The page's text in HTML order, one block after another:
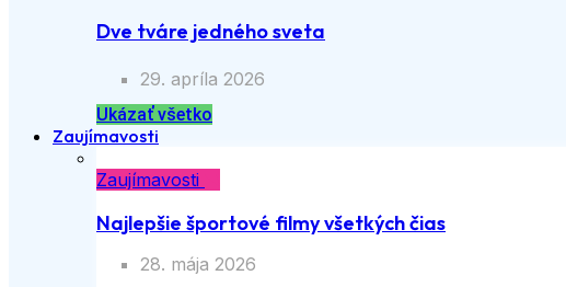
Dve tváre jedného sveta
29. apríla 2026
Ukázať všetko
Zaujímavosti
Zaujímavosti
Najlepšie športové filmy všetkých čias
28. mája 2026